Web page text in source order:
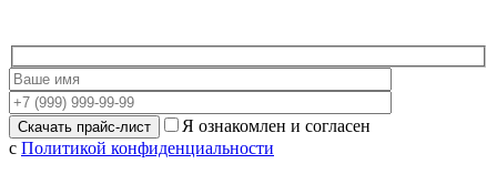
Я ознакомлен и согласен
с Политикой конфиденциальности